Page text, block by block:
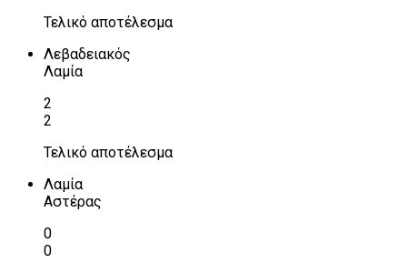
Τελικό αποτέλεσμα
Λεβαδειακός
Λαμία
2
2
Τελικό αποτέλεσμα
Λαμία
Αστέρας
0
0